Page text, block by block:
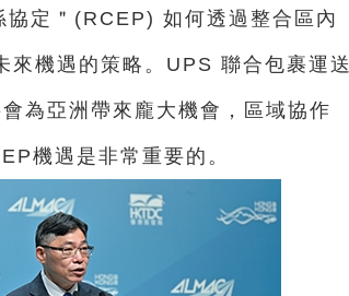
定＂(RCEP) 如何透過整合區內
來機遇的策略。UPS 聯合包裹運送
為亞洲帶來龐大機會，區域協作
機遇是非常重要的。